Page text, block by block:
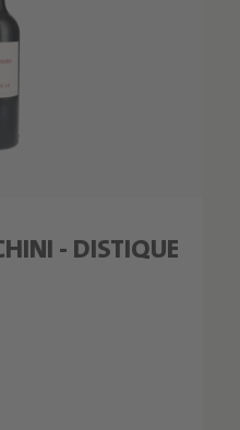
- DISTIQUE